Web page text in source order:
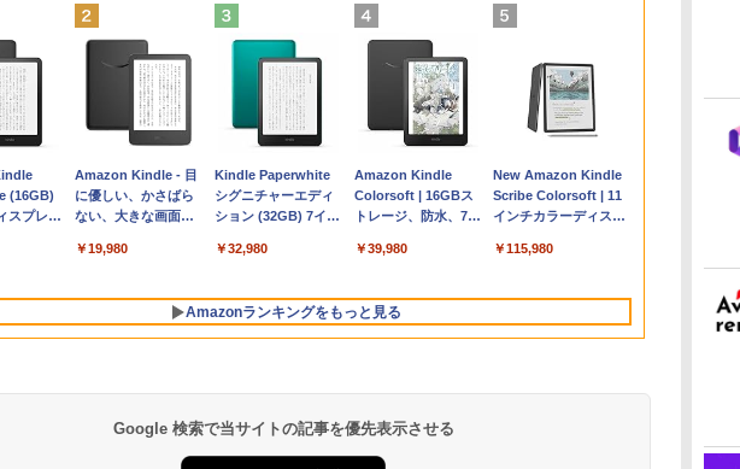
A18
載13イ
プレ
、1080p
tomtoc 360°保護
15.6 16インチ パソコ
ンケース Dell NEC
dynabook Lenovo
￥2,952
Apple 2026
MacBook Air M5チ
ップ搭載13インチノ
Apple Intelligence、
Retinaディスプレ
イ、24GBユニファイ
ドメモリ、1TB
イト + 3年延長
￥347,600
【Amazon.co.jp限
定】 HP ノートパソ
コン 15-fd 15.6イン
512GB SSD インテ
￥129,800
FMV ノートパソコン
WE1-K3 (MS 365
Personal/Copilotキー
型/Core i5/16GB/SSD
FMVWK3E15W_AZ
￥120,000
カード
【限定
イテム
ド】 ロ
Robloxギフトカード
- 2,000 Robux 【限
定バーチャルアイテ
インゲームコード】
ラインコード版
￥3,200
Microsoft Office
Home & Business
2024(最新 永続版)|オ
版|Windows11、
￥39,582
Robloxギフトカード
- 1000 Robux 【限定
バーチャルアイテム
ンゲームコード】 ロ
ンコード版
￥1,600
Microsoft Office
Home 2024(最新 永続
版)|オンラインコード
10/mac対応|PC2台
￥37,224
ート公
第４版
AIイラスト表現辞典:
思い通りの絵を引き
出す プロンプトの言
ズ (はぴーイラスト
￥480
ClaudeCode いちば
んやさしい 教科書:
非エンジニア 初心者
マニュアル AI副業に
もKindle出版にも！
非エンジニアのため
のAIコーディング入
￥99
FM TOWNS ハイパ
ー・カタログ: 本体
ハードウェア・市販
フェクトリストと最
￥1,600
1冊ですべて身につく
HTML & CSSとWebデ
ザイン入門講座［第2
￥2,326
(16GB)
スプレ
続バッ
Amazon Kindle - 目
に優しい、かさばら
ない、大きな画面で
続バッテリー、6イン
書籍リーダー、ブラ
ック、16GB、広告な
し
￥19,980
Kindle Paperwhite
シグニチャーエディ
ション (32GB) 7イン
るさ自動調整、色調
持続バッテリー、広
告なし、メタリック
ジェード
￥32,980
Amazon Kindle
Colorsoft | 16GBス
トレージ、防水、7イ
レイ、色調調節ライ
ッテリー、広告無
し、ブラック (2025
年発売)
￥39,980
New Amazon Kindle
Scribe Colorsoft | 11
インチカラーディスプ
ジ、ノート機能搭載、
調節ライト、プレミア
イト
￥115,980
Amazonランキングをもっと見る
Google 検索で当サイトの記事を優先表示させる